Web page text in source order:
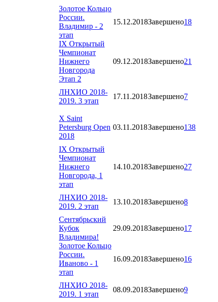
Золотое Кольцо
России.
Владимир - 2
этап
15.12.2018Завершено18
IX Открытый
Чемпионат
Нижнего
Новгорода
Этап 2
09.12.2018Завершено21
ЛНХИО 2018-
2019. 3 этап
17.11.2018Завершено7
X Saint
Petersburg Open
2018
03.11.2018Завершено138
IX Открытый
Чемпионат
Нижнего
Новгорода, 1
этап
14.10.2018Завершено27
ЛНХИО 2018-
2019. 2 этап
13.10.2018Завершено8
Сентябрьский
Кубок
Владимира!
29.09.2018Завершено17
Золотое Кольцо
России.
Иваново - 1
этап
16.09.2018Завершено16
ЛНХИО 2018-
2019. 1 этап
08.09.2018Завершено9